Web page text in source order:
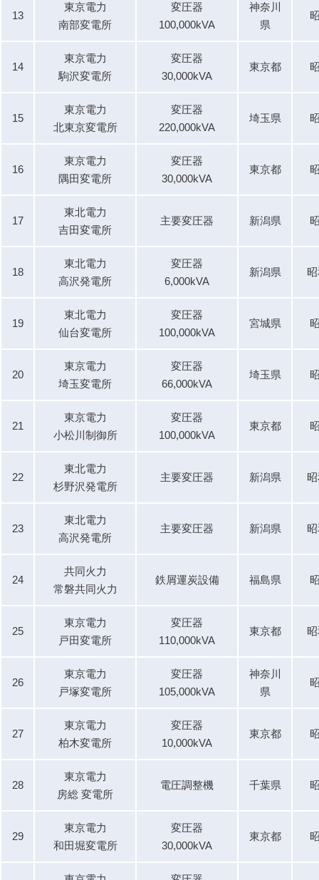
13
東京電力
南部変電所
変圧器
100,000kVA
神奈川
県
14
東京電力
駒沢変電所
変圧器
30,000kVA
東京都
15
東京電力
北東京変電所
変圧器
220,000kVA
埼玉県
16
東京電力
隅田変電所
変圧器
30,000kVA
東京都
17
東北電力
吉田変電所
主要変圧器 新潟県
18
東北電力
高沢発電所
変圧器
6,000kVA
新潟県
19
東北電力
仙台変電所
変圧器
100,000kVA
宮城県
20
東京電力
埼玉変電所
変圧器
66,000kVA
埼玉県
21
東京電力
小松川制御所
変圧器
100,000kVA
東京都
22
東北電力
杉野沢発電所
主要変圧器 新潟県
23
東北電力
高沢発電所
主要変圧器 新潟県
24
共同火力
常磐共同火力
鉄屑運炭設備 福島県
25
東京電力
戸田変電所
変圧器
110,000kVA
東京都
26
東京電力
戸塚変電所
変圧器
105,000kVA
神奈川
県
27
東京電力
柏木変電所
変圧器
10,000kVA
東京都
28
東京電力
房総 変電所
電圧調整機 千葉県
29
東京電力
和田堀変電所
変圧器
30,000kVA
東京都